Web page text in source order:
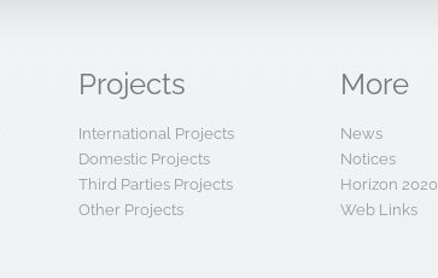
Projects
International Projects
Domestic Projects
Third Parties Projects
Other Projects
More
News
Notices
Horizon 2020
Web Links